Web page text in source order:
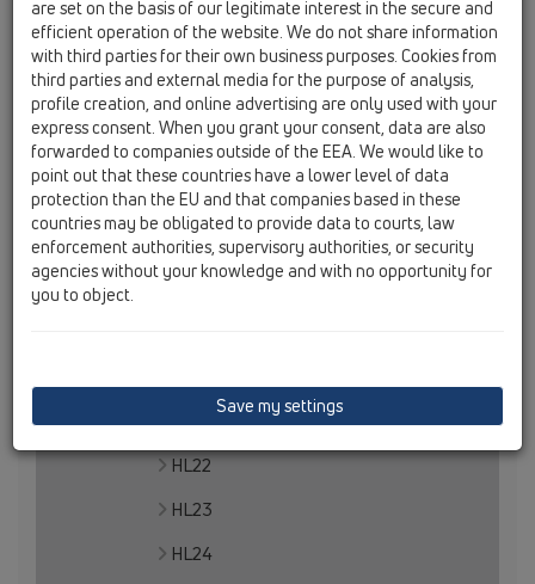
Prodotti
HL100
HL126
Accessori
Prolunghe
HL10
Raccordo uscita
HL22
HL23
HL24
are set on the basis of our legitimate interest in the secure and
efficient operation of the website. We do not share information
with third parties for their own business purposes. Cookies from
third parties and external media for the purpose of analysis,
profile creation, and online advertising are only used with your
express consent. When you grant your consent, data are also
forwarded to companies outside of the EEA. We would like to
point out that these countries have a lower level of data
protection than the EU and that companies based in these
countries may be obligated to provide data to courts, law
enforcement authorities, supervisory authorities, or security
agencies without your knowledge and with no opportunity for
you to object.
Save my settings